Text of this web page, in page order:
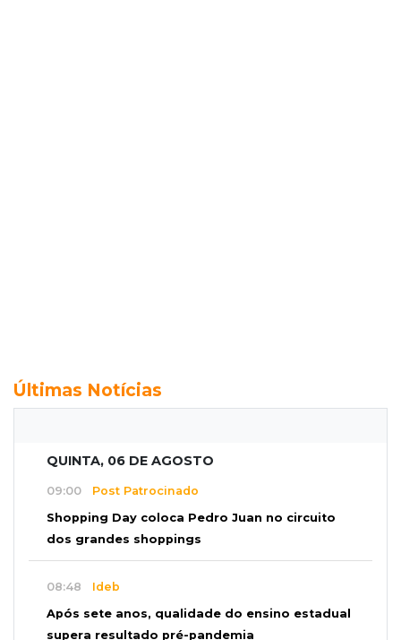
Últimas Notícias
QUINTA, 06 DE AGOSTO
09:00 Post Patrocinado
Shopping Day coloca Pedro Juan no circuito
dos grandes shoppings
08:48 Ideb
Após sete anos, qualidade do ensino estadual
supera resultado pré-pandemia